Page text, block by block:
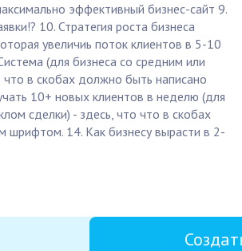
эффективный бизнес-сайт 9.
10. Стратегия роста бизнеса
увеличиь поток клиентов в 5-10
(для бизнеса со средним или
в скобах должно быть написано
10+ новых клиентов в неделю (для
сделки) - здесь, что что в скобах
14. Как бизнесу вырасти в 2-